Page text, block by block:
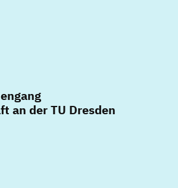
an der TU Dresden